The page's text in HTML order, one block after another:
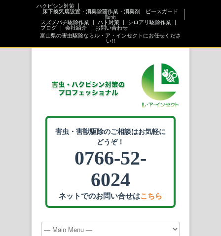
ハクビシン対策
床下換気扇設置・消臭除菌作業・消臭剤 ピースガード
販売
スズメバチ駆除作業
ハト対策
シロアリ駆除作業
ブログ
会社紹介
お問い合わせ
富山県の害虫駆除ならル・ア・インセクトにお任せくださ
い!!
害虫・害獣駆除のご相談はお気軽に
どうぞ！
0766-52-
6024
ネットでのお問い合せはこちら